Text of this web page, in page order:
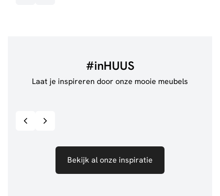
#inHUUS
Laat je inspireren door onze mooie meubels
Bekijk al onze inspiratie